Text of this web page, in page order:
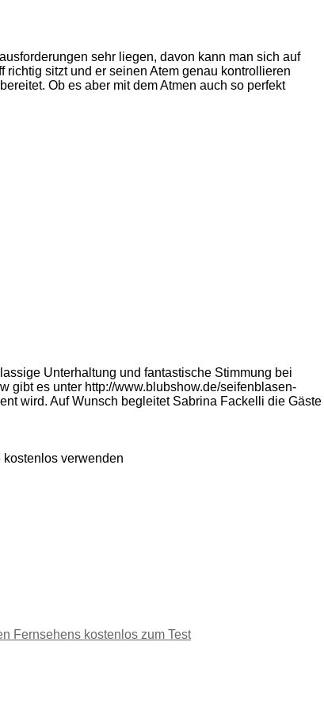
sehr liegen, davon kann man sich auf
sitzt und er seinen Atem genau kontrollieren
Ob es aber mit dem Atmen auch so perfekt
Unterhaltung und fantastische Stimmung bei
gibt es unter http://www.blubshow.de/seifenblasen-
wird. Auf Wunsch begleitet Sabrina Fackelli die Gäste
verwenden